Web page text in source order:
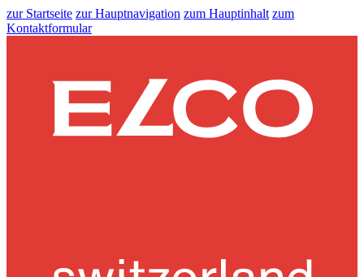
zur Startseite zur Hauptnavigation zum Hauptinhalt zum
Kontaktformular